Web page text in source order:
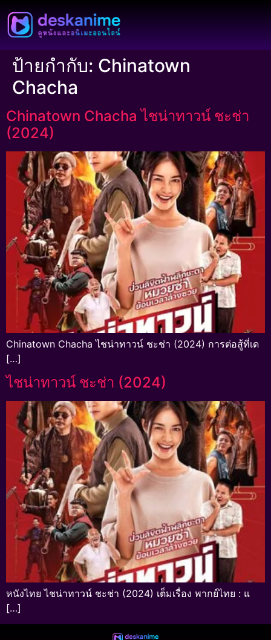
ป้ายกำกับ: Chinatown
Chacha
Chinatown Chacha ไชน่าทาวน์ ชะช่า
(2024)
Chinatown Chacha ไชน่าทาวน์ ชะช่า (2024) การต่อสู้ที่เด
[…]
ไชน่าทาวน์ ชะช่า (2024)
หนังไทย ไชน่าทาวน์ ชะช่า (2024) เต็มเรื่อง พากย์ไทย : แ
[…]